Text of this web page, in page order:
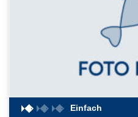
Einfach